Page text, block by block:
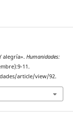
alegría». Humanidades:
11.
article/view/92.